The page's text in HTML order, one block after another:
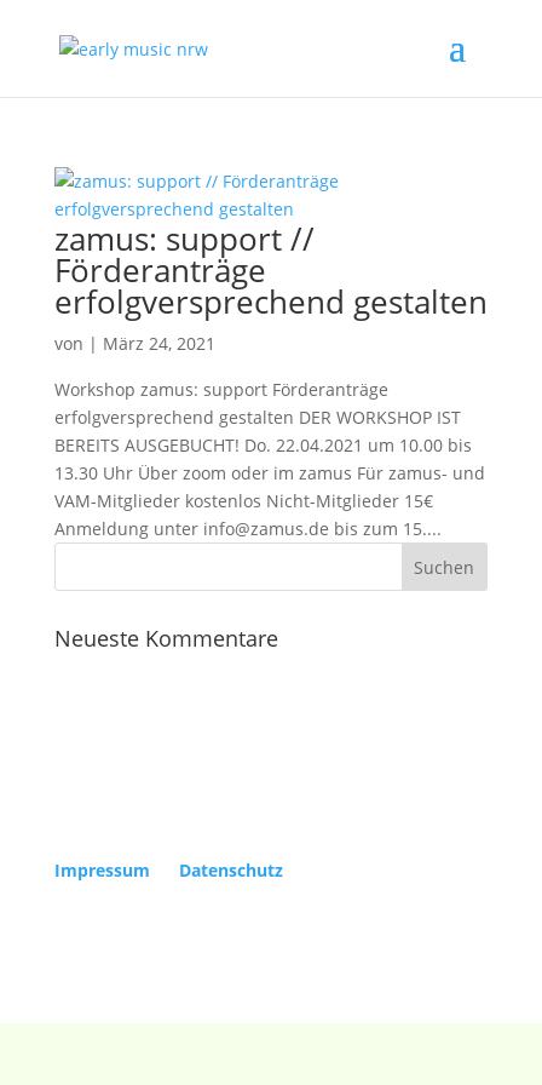
zamus: support //
Förderanträge
erfolgversprechend gestalten
von | März 24, 2021
Workshop zamus: support Förderanträge
erfolgversprechend gestalten DER WORKSHOP IST
BEREITS AUSGEBUCHT! Do. 22.04.2021 um 10.00 bis
13.30 Uhr Über zoom oder im zamus Für zamus- und
VAM-Mitglieder kostenlos Nicht-Mitglieder 15€
Anmeldung unter info@zamus.de bis zum 15....
Neueste Kommentare
Impressum
Datenschutz